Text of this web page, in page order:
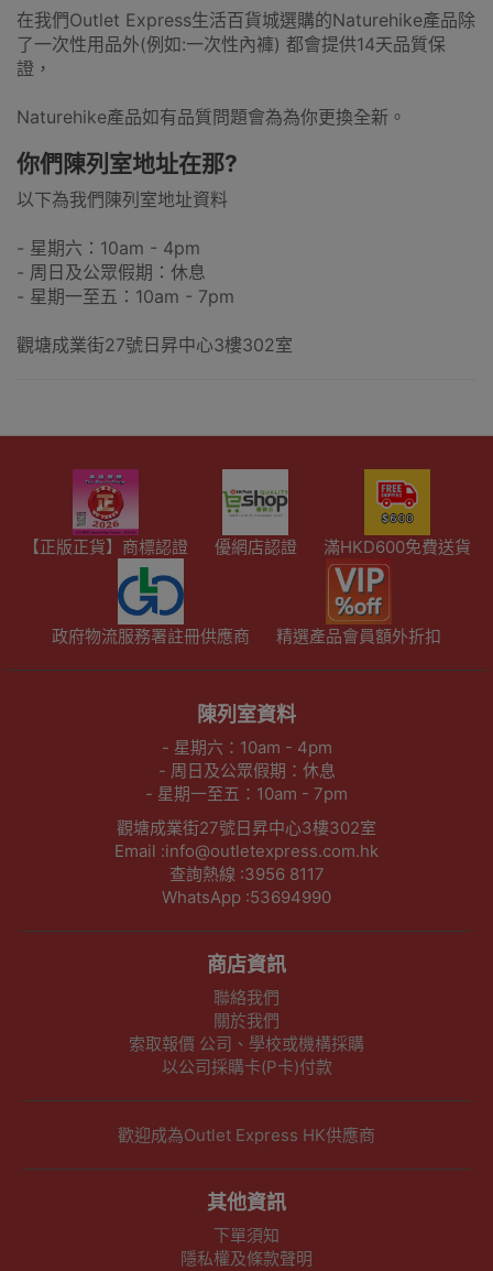
在我們Outlet Express生活百貨城選購的Naturehike產品除
了一次性用品外(例如:一次性內褲) 都會提供14天品質保
證，
Naturehike產品如有品質問題會為為你更換全新。
你們陳列室地址在那?
以下為我們陳列室地址資料
- 星期六：10am - 4pm
- 周日及公眾假期：休息
- 星期一至五：10am - 7pm
觀塘成業街27號日昇中心3樓302室
【正版正貨】商標認證 優網店認證 滿HKD600免費送貨
政府物流服務署註冊供應商 精選產品會員額外折扣
陳列室資料
- 星期六：10am - 4pm
- 周日及公眾假期：休息
- 星期一至五：10am - 7pm
觀塘成業街27號日昇中心3樓302室
Email :info@outletexpress.com.hk
查詢熱線 :3956 8117
WhatsApp :53694990
商店資訊
聯絡我們
關於我們
索取報價 公司、學校或機構採購
以公司採購卡(P卡)付款
歡迎成為Outlet Express HK供應商
其他資訊
下單須知
隱私權及條款聲明